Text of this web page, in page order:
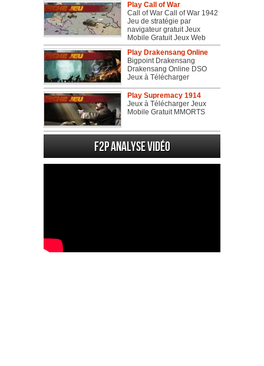
Play Call of War
Call of War Call of War 1942
Jeu de stratégie par
navigateur gratuit Jeux
Mobile Gratuit Jeux Web
Play Drakensang Online
Bigpoint Drakensang
Drakensang Online DSO
Jeux à Télécharger
Play Supremacy 1914
Jeux à Télécharger Jeux
Mobile Gratuit MMORTS
F2P Analyse vidéo